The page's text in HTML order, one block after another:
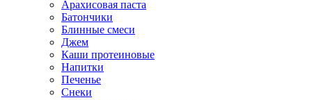
Арахисовая паста
Батончики
Блинные смеси
Джем
Каши протеиновые
Напитки
Печенье
Снеки